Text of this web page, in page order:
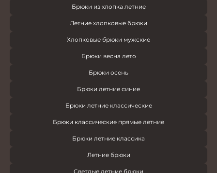
Брюки из хлопка летние
Летние хлопковые брюки
Хлопковые брюки мужские
Брюки весна лето
Брюки осень
Брюки летние синие
Брюки летние классические
Брюки классические прямые летние
Брюки летние классика
Летние брюки
Светлые летние брюки